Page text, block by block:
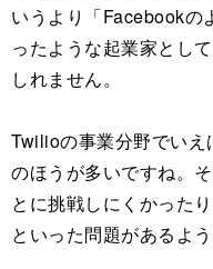
いうより「Facebookの
ったような起業家とし
しれません。
Twilioの事業分野でい
のほうが多いですね。
とに挑戦しにくかった
といった問題があるよう